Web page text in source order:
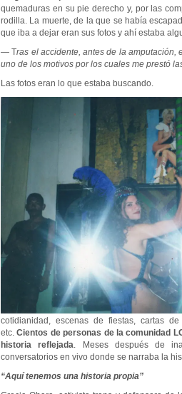
quemaduras en su pie derecho y, por las
rodilla. La muerte, de la que se había
que iba a dejar eran sus fotos y ahí estaba
— Tras el accidente, antes de la
uno de los motivos por los cuales me prestó
Las fotos eran lo que estaba buscando.
cotidianidad, escenas de fiestas, cartas
etc.Cientos de personas de la comunidad
historia reflejada. Meses después de
conversatorios en vivo donde se narraba la
“Aquí tenemos una historia propia”